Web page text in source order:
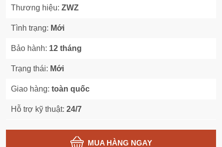
Thương hiệu: ZWZ
Tình trạng: Mới
Bảo hành: 12 tháng
Trạng thái: Mới
Giao hàng: toàn quốc
Hỗ trợ kỹ thuật: 24/7
MUA HÀNG NGAY